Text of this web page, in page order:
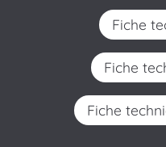
Fiche
Fiche
Fiche